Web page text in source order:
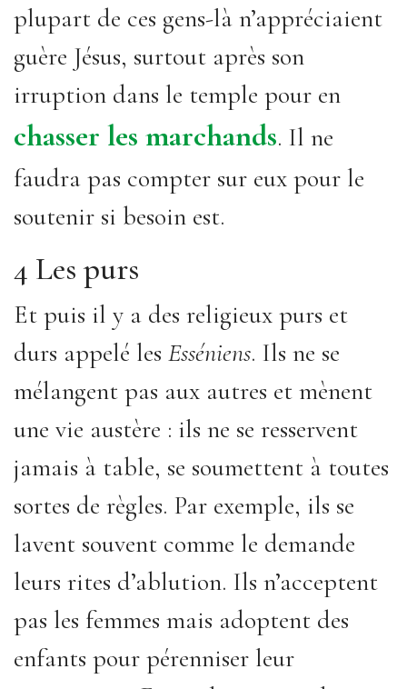
plupart de ces gens-là n’appréciaient
guère Jésus, surtout après son
irruption dans le temple pour en
chasser les marchands. Il ne
faudra pas compter sur eux pour le
soutenir si besoin est.
4 Les purs
Et puis il y a des religieux purs et
durs appelé les Esséniens. Ils ne se
mélangent pas aux autres et mènent
une vie austère : ils ne se resservent
jamais à table, se soumettent à toutes
sortes de règles. Par exemple, ils se
lavent souvent comme le demande
leurs rites d’ablution. Ils n’acceptent
pas les femmes mais adoptent des
enfants pour pérenniser leur